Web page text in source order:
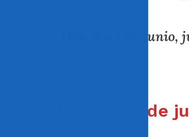
Hoy, día 4 de
Hoy, día 4 de